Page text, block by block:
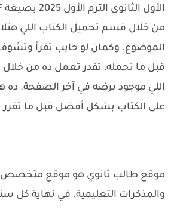
من خلال قسم تحميل الكتاب اللي
الموضوع. وكمان لو حابب تقرأ
قبل ما تحمله، تقدر تعمل ده من
اللي موجود برضه في آخر الصفحة.
على الكتاب بشكل أفضل قبل ما تقرر
موقع طالب ثانوي هو موقع متخصص
والمذكرات التعليمية. في نهاية كل